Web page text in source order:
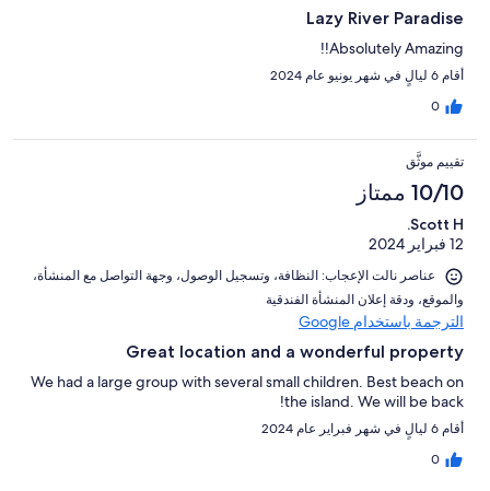
Lazy River Paradise
Absolutely Amazing!!
أقام 6 ليالٍ في شهر يونيو عام 2024
0
تقييم موثَّق
10/10 ممتاز
Scott H.
12 فبراير 2024
عناصر نالت الإعجاب: ⁦النظافة⁩، و⁦تسجيل الوصول⁩، و⁦جهة التواصل مع المنشأة⁩،
و⁦الموقع⁩، و⁦دقة إعلان المنشأة الفندقية⁩
الترجمة باستخدام Google
Great location and a wonderful property
We had a large group with several small children. Best beach on
the island. We will be back!
أقام 6 ليالٍ في شهر فبراير عام 2024
0